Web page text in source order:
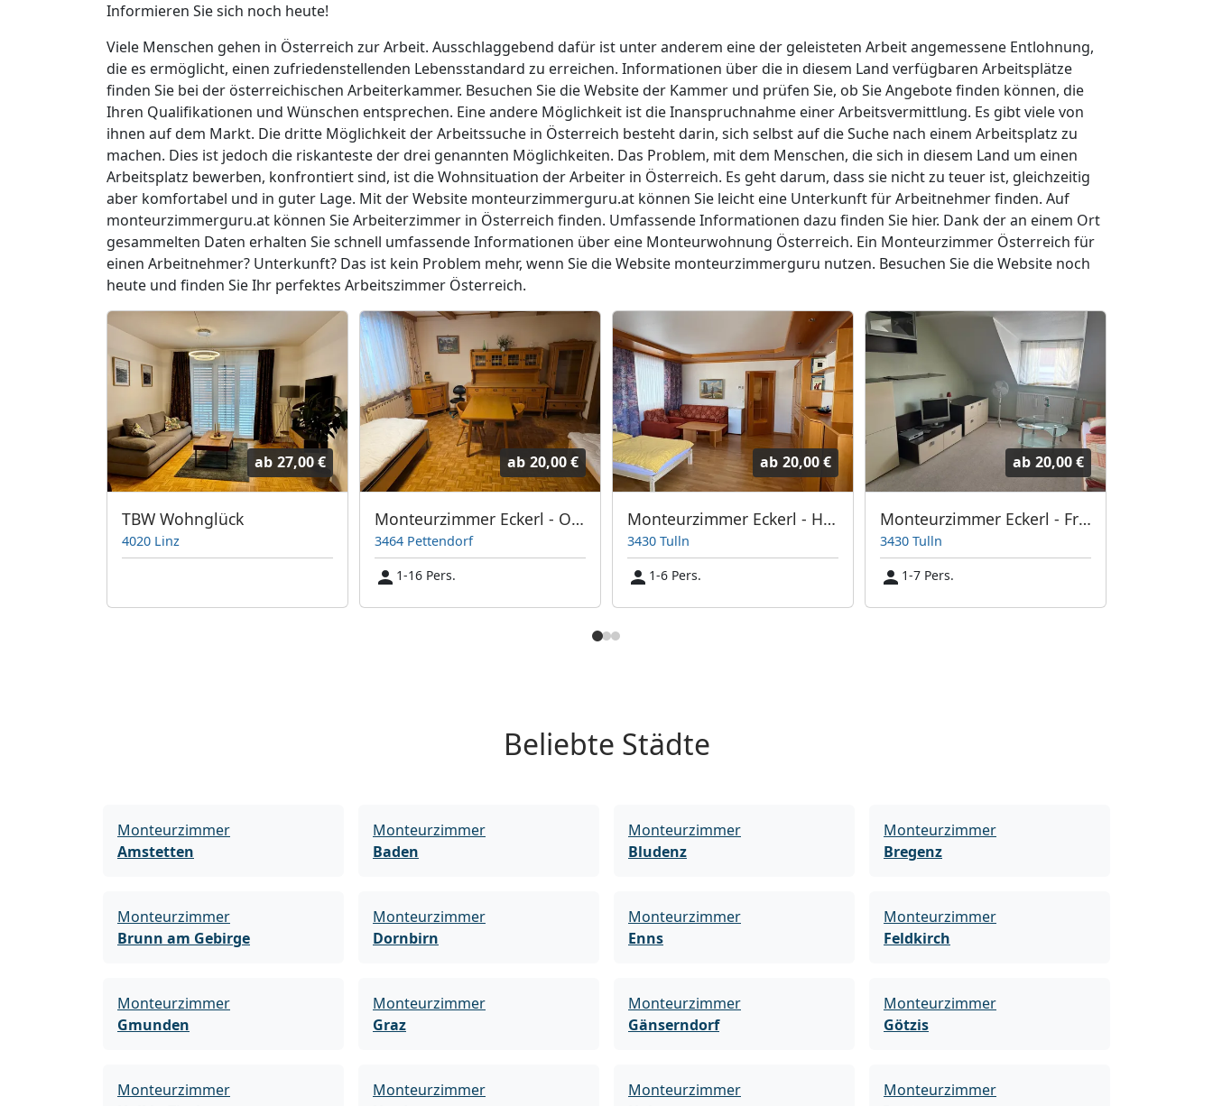
Informieren Sie sich noch heute!
Viele Menschen gehen in Österreich zur Arbeit. Ausschlaggebend dafür ist unter anderem eine der geleisteten Arbeit angemessene Entlohnung,
die es ermöglicht, einen zufriedenstellenden Lebensstandard zu erreichen. Informationen über die in diesem Land verfügbaren Arbeitsplätze
finden Sie bei der österreichischen Arbeiterkammer. Besuchen Sie die Website der Kammer und prüfen Sie, ob Sie Angebote finden können, die
Ihren Qualifikationen und Wünschen entsprechen. Eine andere Möglichkeit ist die Inanspruchnahme einer Arbeitsvermittlung. Es gibt viele von
ihnen auf dem Markt. Die dritte Möglichkeit der Arbeitssuche in Österreich besteht darin, sich selbst auf die Suche nach einem Arbeitsplatz zu
machen. Dies ist jedoch die riskanteste der drei genannten Möglichkeiten. Das Problem, mit dem Menschen, die sich in diesem Land um einen
Arbeitsplatz bewerben, konfrontiert sind, ist die Wohnsituation der Arbeiter in Österreich. Es geht darum, dass sie nicht zu teuer ist, gleichzeitig
aber komfortabel und in guter Lage. Mit der Website monteurzimmerguru.at können Sie leicht eine Unterkunft für Arbeitnehmer finden. Auf
monteurzimmerguru.at können Sie Arbeiterzimmer in Österreich finden. Umfassende Informationen dazu finden Sie hier. Dank der an einem Ort
gesammelten Daten erhalten Sie schnell umfassende Informationen über eine Monteurwohnung Österreich. Ein Monteurzimmer Österreich für
einen Arbeitnehmer? Unterkunft? Das ist kein Problem mehr, wenn Sie die Website monteurzimmerguru nutzen. Besuchen Sie die Website noch
heute und finden Sie Ihr perfektes Arbeitszimmer Österreich.
ab 27,00 €
TBW Wohnglück
4020 Linz
ab 20,00 €
Monteurzimmer Eckerl - Obere Hauptstraße 15
3464 Pettendorf
1-16 Pers.
ab 20,00 €
Monteurzimmer Eckerl - Hochäckerstraße 3
3430 Tulln
1-6 Pers.
ab 20,00 €
Monteurzimmer Eckerl - Frauenhofner Straße 7
3430 Tulln
1-7 Pers.
Beliebte Städte
Monteurzimmer
Amstetten
Monteurzimmer
Baden
Monteurzimmer
Bludenz
Monteurzimmer
Bregenz
Monteurzimmer
Brunn am Gebirge
Monteurzimmer
Dornbirn
Monteurzimmer
Enns
Monteurzimmer
Feldkirch
Monteurzimmer
Gmunden
Monteurzimmer
Graz
Monteurzimmer
Gänserndorf
Monteurzimmer
Götzis
Monteurzimmer
Monteurzimmer
Monteurzimmer
Monteurzimmer